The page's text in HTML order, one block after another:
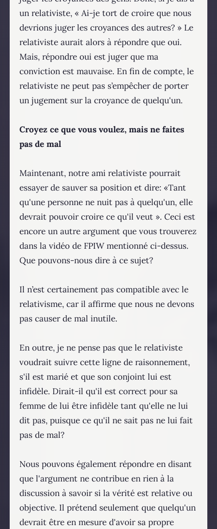
un relativiste, « Ai-je tort de croire que nous
devrions juger les croyances des autres? » Le
relativiste aurait alors à répondre que oui.
Mais, répondre oui est juger que ma
conviction est mauvaise. En fin de compte, le
relativiste ne peut pas s’empêcher de porter
un jugement sur la croyance de quelqu'un.
Croyez ce que vous voulez, mais ne faites
pas de mal
Maintenant, notre ami relativiste pourrait
essayer de sauver sa position et dire: «Tant
qu'une personne ne nuit pas à quelqu'un, elle
devrait pouvoir croire ce qu'il veut ». Ceci est
encore un autre argument que vous trouverez
dans la vidéo de FPIW mentionné ci-dessus.
Que pouvons-nous dire à ce sujet?
Il n’est certainement pas compatible avec le
relativisme, car il affirme que nous ne devons
pas causer de mal inutile.
En outre, je ne pense pas que le relativiste
voudrait suivre cette ligne de raisonnement,
s'il est marié et que son conjoint lui est
infidèle. Dirait-il qu'il est correct pour sa
femme de lui être infidèle tant qu'elle ne lui
dit pas, puisque ce qu'il ne sait pas ne lui fait
pas de mal?
Nous pouvons également répondre en disant
que l'argument ne contribue en rien à la
discussion à savoir si la vérité est relative ou
objective. Il prétend seulement que quelqu'un
devrait être en mesure d'avoir sa propre